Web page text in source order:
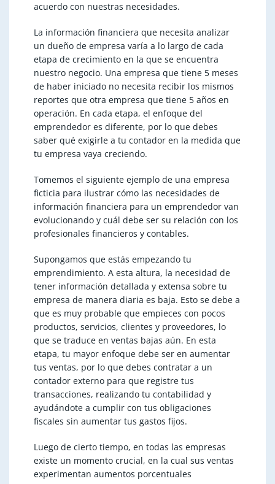
acuerdo con nuestras necesidades.
La información financiera que necesita analizar
un dueño de empresa varía a lo largo de cada
etapa de crecimiento en la que se encuentra
nuestro negocio. Una empresa que tiene 5 meses
de haber iniciado no necesita recibir los mismos
reportes que otra empresa que tiene 5 años en
operación. En cada etapa, el enfoque del
emprendedor es diferente, por lo que debes
saber qué exigirle a tu contador en la medida que
tu empresa vaya creciendo.
Tomemos el siguiente ejemplo de una empresa
ficticia para ilustrar cómo las necesidades de
información financiera para un emprendedor van
evolucionando y cuál debe ser su relación con los
profesionales financieros y contables.
Supongamos que estás empezando tu
emprendimiento. A esta altura, la necesidad de
tener información detallada y extensa sobre tu
empresa de manera diaria es baja. Esto se debe a
que es muy probable que empieces con pocos
productos, servicios, clientes y proveedores, lo
que se traduce en ventas bajas aún. En esta
etapa, tu mayor enfoque debe ser en aumentar
tus ventas, por lo que debes contratar a un
contador externo para que registre tus
transacciones, realizando tu contabilidad y
ayudándote a cumplir con tus obligaciones
fiscales sin aumentar tus gastos fijos.
Luego de cierto tiempo, en todas las empresas
existe un momento crucial, en la cual sus ventas
experimentan aumentos porcentuales